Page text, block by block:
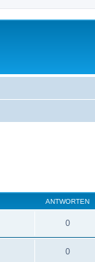
ANTWORTEN
0
0